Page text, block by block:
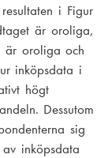
i Figur
är oroliga,
är oroliga och
inköpsdata i
högt
Dessutom
sig
inköpsdata